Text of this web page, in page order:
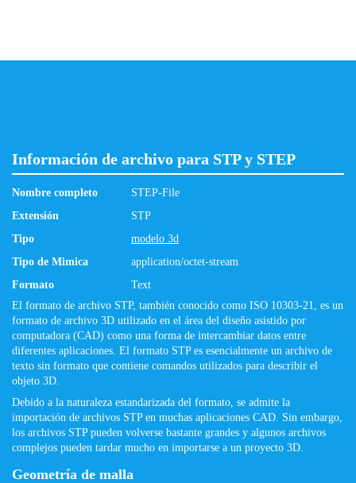
Información de archivo para STP y STEP
Nombre completo
STEP-File
Extensión
STP
Tipo
modelo 3d
Tipo de Mimica
application/octet-stream
Formato
Text
El formato de archivo STP, también conocido como ISO 10303-21, es un
formato de archivo 3D utilizado en el área del diseño asistido por
computadora (CAD) como una forma de intercambiar datos entre
diferentes aplicaciones. El formato STP es esencialmente un archivo de
texto sin formato que contiene comandos utilizados para describir el
objeto 3D.
Debido a la naturaleza estandarizada del formato, se admite la
importación de archivos STP en muchas aplicaciones CAD. Sin embargo,
los archivos STP pueden volverse bastante grandes y algunos archivos
complejos pueden tardar mucho en importarse a un proyecto 3D.
Geometría de malla